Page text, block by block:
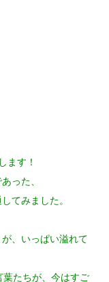
ます！
った、
てみました。
、いっぱい溢れて
たちが、今はすご